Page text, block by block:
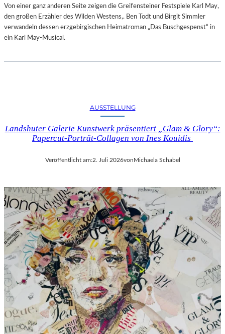
Von einer ganz anderen Seite zeigen die Greifensteiner Festspiele Karl May,
den großen Erzähler des Wilden Westens,. Ben Todt und Birgit Simmler
verwandeln dessen erzgebirgischen Heimatroman „Das Buschgespenst“ in
ein Karl May-Musical.
AUSSTELLUNG
Landshuter Galerie Kunstwerk präsentiert „Glam & Glory“:
Papercut-Porträt-Collagen von Ines Kouidis
Veröffentlicht am:2. Juli 2026vonMichaela Schabel